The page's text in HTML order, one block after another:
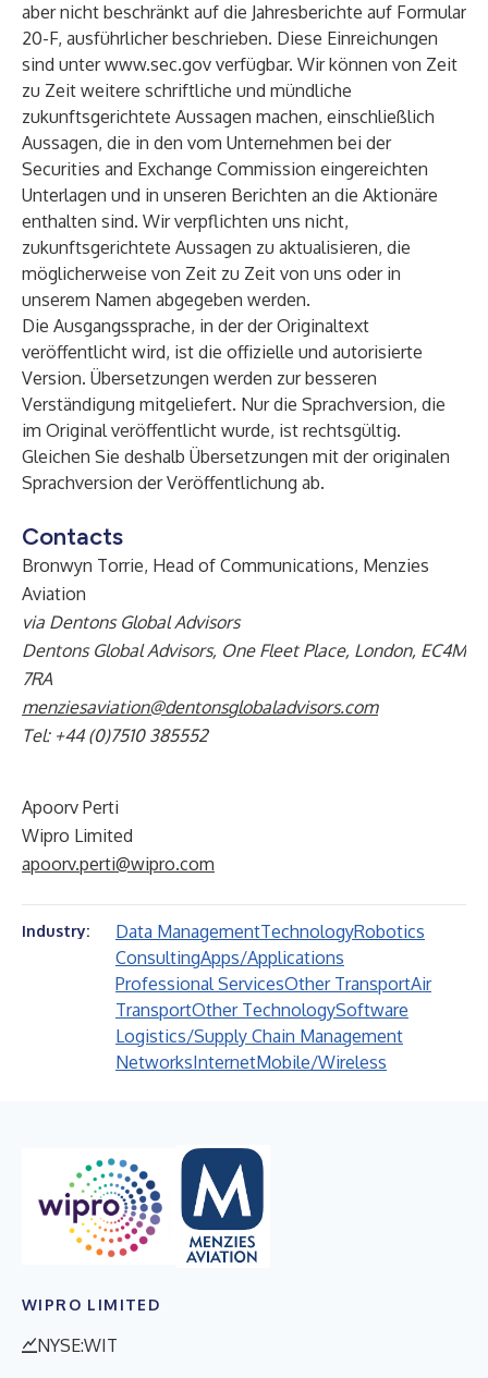
aber nicht beschränkt auf die Jahresberichte auf Formular
20-F, ausführlicher beschrieben. Diese Einreichungen
sind unterwww.sec.gov verfügbar. Wir können von Zeit
zu Zeit weitere schriftliche und mündliche
zukunftsgerichtete Aussagen machen, einschließlich
Aussagen, die in den vom Unternehmen bei der
Securities and Exchange Commission eingereichten
Unterlagen und in unseren Berichten an die Aktionäre
enthalten sind. Wir verpflichten uns nicht,
zukunftsgerichtete Aussagen zu aktualisieren, die
möglicherweise von Zeit zu Zeit von uns oder in
unserem Namen abgegeben werden.
Die Ausgangssprache, in der der Originaltext
veröffentlicht wird, ist die offizielle und autorisierte
Version. Übersetzungen werden zur besseren
Verständigung mitgeliefert. Nur die Sprachversion, die
im Original veröffentlicht wurde, ist rechtsgültig.
Gleichen Sie deshalb Übersetzungen mit der originalen
Sprachversion der Veröffentlichung ab.
Contacts
Bronwyn Torrie, Head of Communications, Menzies
Aviation
via Dentons Global Advisors
Dentons Global Advisors, One Fleet Place, London, EC4M
7RA
menziesaviation@dentonsglobaladvisors.com
Tel: +44 (0)7510 385552
Apoorv Perti
Wipro Limited
apoorv.perti@wipro.com
Industry: Data ManagementTechnologyRobotics
ConsultingApps/Applications
Professional ServicesOther TransportAir
TransportOther TechnologySoftware
Logistics/Supply Chain Management
NetworksInternetMobile/Wireless
WIPRO LIMITED
NYSE:WIT